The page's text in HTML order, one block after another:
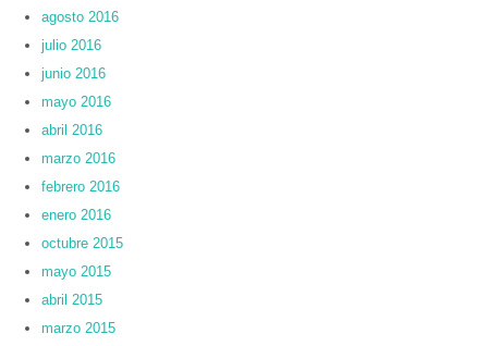
agosto 2016
julio 2016
junio 2016
mayo 2016
abril 2016
marzo 2016
febrero 2016
enero 2016
octubre 2015
mayo 2015
abril 2015
marzo 2015